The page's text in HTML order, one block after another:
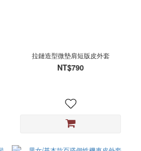
拉鏈造型微墊肩短版皮外套
NT$790